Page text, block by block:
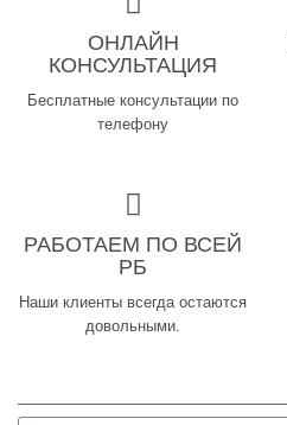
ОНЛАЙН
КОНСУЛЬТАЦИЯ
Бесплатные консультации по
телефону
РАБОТАЕМ ПО ВСЕЙ
РБ
Наши клиенты всегда остаются
довольными.